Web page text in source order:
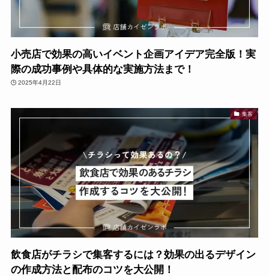
小売店で効果の高いイベント企画アイデア完全版！実
際の成功事例や具体的な実施方法まで！
2025年4月22日
集客
飲食店がチラシで集客するには？効果の出るデザイン
の作成方法と配布のコツを大公開！